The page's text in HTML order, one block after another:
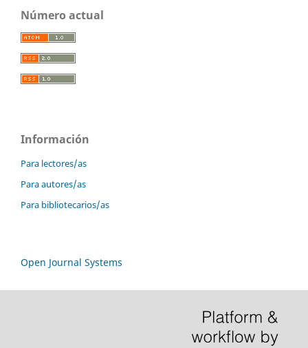
Número actual
Información
Para lectores/as
Para autores/as
Para bibliotecarios/as
Open Journal Systems